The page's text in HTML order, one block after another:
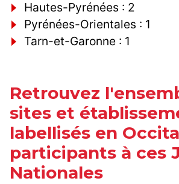
Hautes-Pyrénées : 2
Pyrénées-Orientales : 1
Tarn-et-Garonne : 1
Retrouvez
sites et
labellisés en
participants à ces
Nationales